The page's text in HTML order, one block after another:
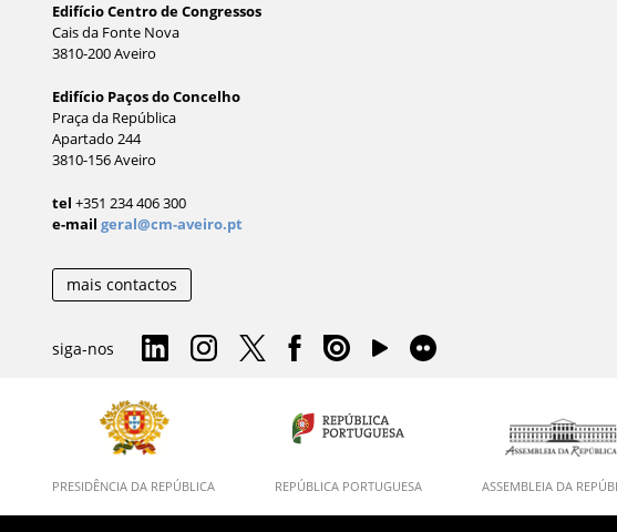
Edifício Centro de Congressos
Cais da Fonte Nova
3810-200 Aveiro
Edifício Paços do Concelho
Praça da República
Apartado 244
3810-156 Aveiro
tel +351 234 406 300
e-mail geral@cm-aveiro.pt
mais contactos
siga-nos
PRESIDÊNCIA DA REPÚBLICA REPÚBLICA PORTUGUESA ASSEMBLEIA DA